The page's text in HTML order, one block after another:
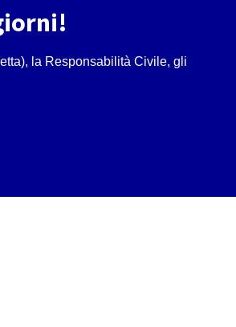
la Responsabilità Civile, gli